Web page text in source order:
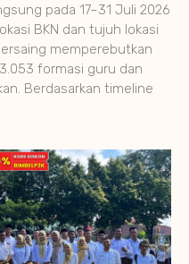
pada 17–31 Juli 2026
BKN dan tujuh lokasi
memperebutkan
formasi guru dan
Berdasarkan timeline